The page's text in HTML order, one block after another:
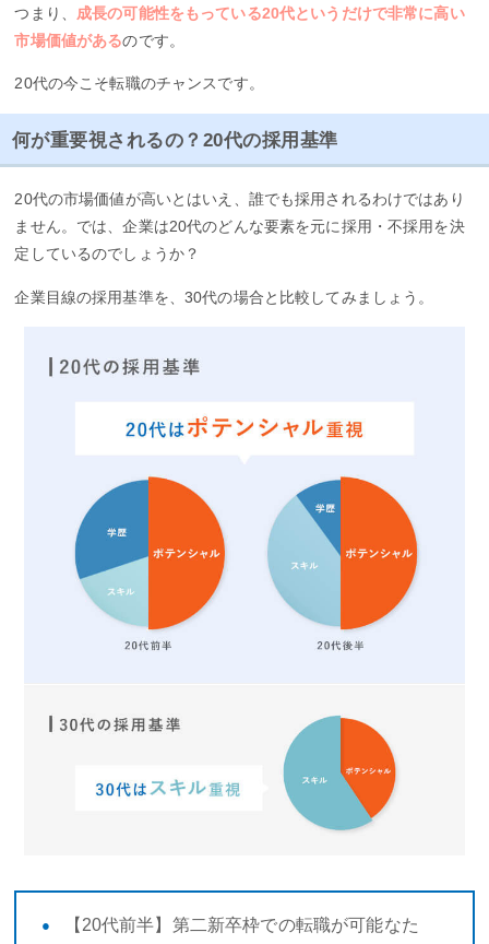
つまり、 成長の可能性をもっている20代というだけで非常に高い
市場価値があるのです。
20代の今こそ転職のチャンスです。
何が重要視されるの？20代の採用基準
20代の市場価値が高いとはいえ、誰でも採用されるわけではあり
ません。では、企業は20代のどんな要素を元に採用・不採用を決
定しているのでしょうか？
企業目線の採用基準を、30代の場合と比較してみましょう。
【20代前半】第二新卒枠での転職が可能なた